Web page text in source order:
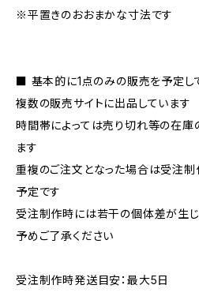
※平置きのおおまかな寸法です
■ 基本的に1点のみの販売を予定し
複数の販売サイトに出品しています
時間帯によっては売り切れ等の在
ます
重複のご注文となった場合は受注制
予定です
受注制作時には若干の個体差が生
予めご了承ください
受注制作時発送目安：最大5日